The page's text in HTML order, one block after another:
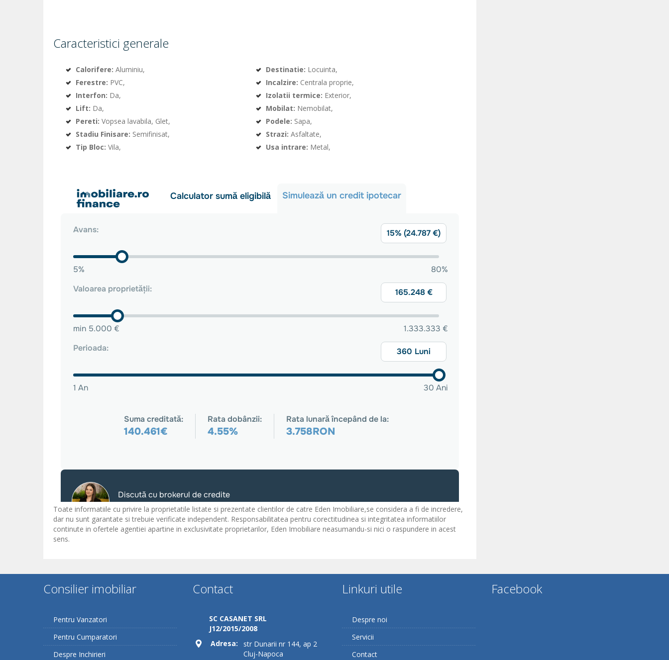
Caracteristici generale
Calorifere: Aluminiu, Destinatie: Locuinta,
Ferestre: PVC, Incalzire: Centrala proprie,
Interfon: Da, Izolatii termice: Exterior,
Lift: Da, Mobilat: Nemobilat,
Pereti: Vopsea lavabila, Glet, Podele: Sapa,
Stadiu Finisare: Semifinisat, Strazi:Asfaltate,
Tip Bloc: Vila, Usa intrare: Metal,
Toate informatiile cu privire la proprietatile listate si prezentate clientilor de catre Eden Imobiliare,se considera a fi de incredere,
dar nu sunt garantate si trebuie verificate independent. Responsabilitatea pentru corectitudinea si integritatea informatiilor
continute in ofertele agentiei apartine in exclusivitate proprietarilor, Eden Imobiliare neasumandu-si nici o raspundere in acest
sens.
Consilier imobiliar
Pentru Vanzatori
Pentru Cumparatori
Despre Inchirieri
Contact
SC CASANET SRL
J12/2015/2008
Adresa:
str Dunarii nr 144, ap 2
Cluj-Napoca
Linkuri utile
Despre noi
Servicii
Contact
Facebook